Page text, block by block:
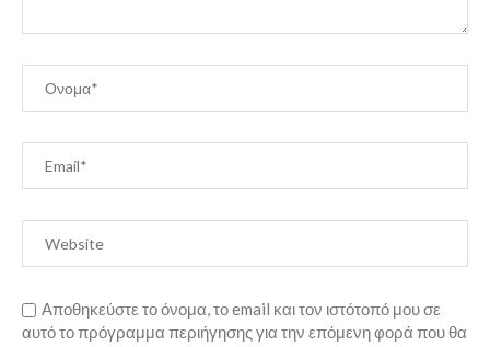
Αποθηκεύστε το όνομα, το email και τον ιστότοπό μου σε
αυτό το πρόγραμμα περιήγησης για την επόμενη φορά που θα